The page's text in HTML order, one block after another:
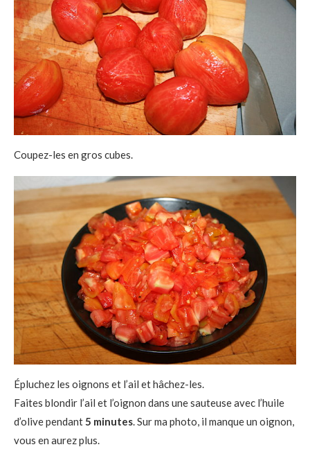
Coupez-les en gros cubes.
Épluchez les oignons et l’ail et hâchez-les.
Faites blondir l’ail et l’oignon dans une sauteuse avec l’huile
d’olive pendant5 minutes. Sur ma photo, il manque un oignon,
vous en aurez plus.